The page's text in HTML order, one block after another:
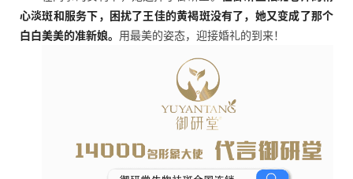
心淡斑和服务下，困扰了王佳的黄褐斑没有了，她又变成了那个
白白美美的准新娘。 用最美的姿态，迎接婚礼的到来！